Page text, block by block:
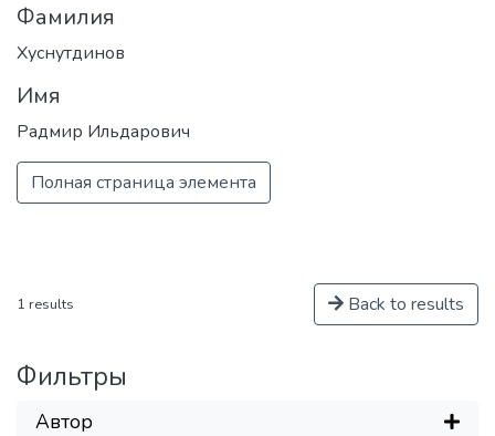
Фамилия
Хуснутдинов
Имя
Радмир Ильдарович
Полная страница элемента
1 results Back to results
Фильтры
Автор